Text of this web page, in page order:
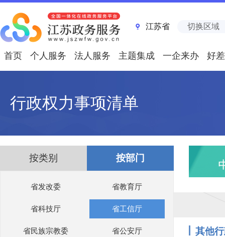
江苏省 切换区域
首页 个人服务 法人服务 主题集成 一企来办 好
行政权力事项清单
按类别 按部门
省发改委 省教育厅
省科技厅 省工信厅
省民族宗教委 省公安厅 其他